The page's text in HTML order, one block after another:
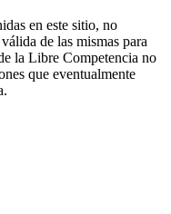
en este sitio, no
de las mismas para
la Libre Competencia no
que eventualmente